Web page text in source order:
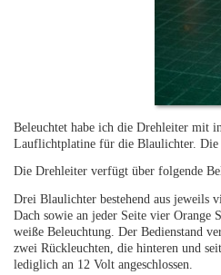
Beleuchtet habe ich die Drehleiter mit
Lauflichtplatine für die Blaulichter. Die
Die Drehleiter verfügt über folgende
Drei Blaulichter bestehend aus jeweils
Dach sowie an jeder Seite vier Orange
weiße Beleuchtung. Der Bedienstand
zwei Rückleuchten, die hinteren und
lediglich an 12 Volt angeschlossen.